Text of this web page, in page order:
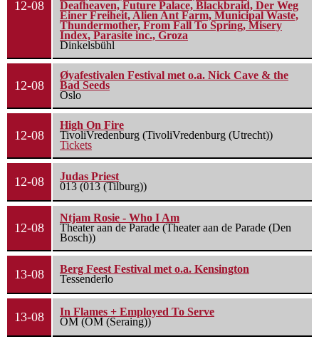
12-08
Deafheaven, Future Palace, Blackbraid, Der Weg
Einer Freiheit, Alien Ant Farm, Municipal Waste,
Thundermother, From Fall To Spring, Misery
Index, Parasite inc., Groza
Dinkelsbühl
12-08
Øyafestivalen Festival met o.a. Nick Cave & the
Bad Seeds
Oslo
12-08
High On Fire
TivoliVredenburg (TivoliVredenburg (Utrecht))
Tickets
12-08
Judas Priest
013 (013 (Tilburg))
12-08
Ntjam Rosie - Who I Am
Theater aan de Parade (Theater aan de Parade (Den
Bosch))
13-08
Berg Feest Festival met o.a. Kensington
Tessenderlo
13-08
In Flames + Employed To Serve
OM (OM (Seraing))